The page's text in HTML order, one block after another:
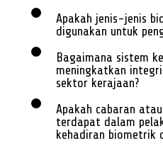
Apakah jenis-jenis
digunakan untuk
Bagaimana sistem
meningkatkan
sektor kerajaan?
Apakah cabaran
terdapat dalam
kehadiran biometrik